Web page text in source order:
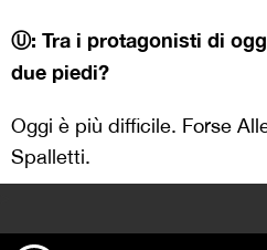
Ⓤ: Tra i protagonisti di
due piedi?
Oggi è più difficile. Forse
Spalletti.